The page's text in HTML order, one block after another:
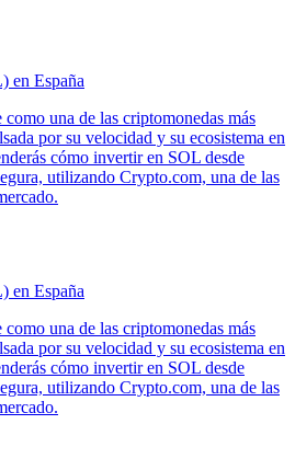
en España
una de las criptomonedas más
por su velocidad y su ecosistema en
cómo invertir en SOL desde
utilizando Crypto.com, una de las
en España
una de las criptomonedas más
por su velocidad y su ecosistema en
cómo invertir en SOL desde
utilizando Crypto.com, una de las